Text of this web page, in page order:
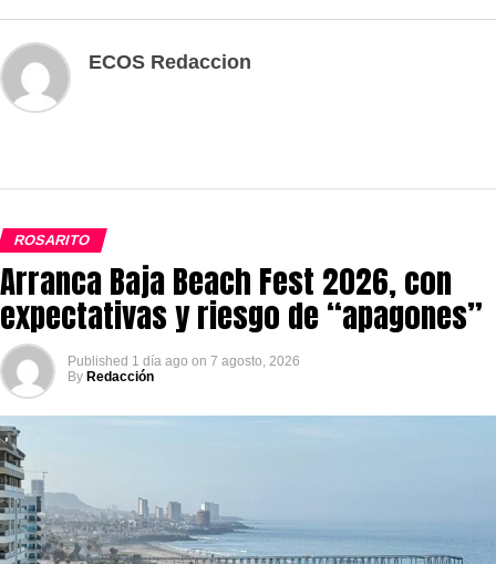
ECOS Redaccion
ROSARITO
Arranca Baja Beach Fest 2026, con
expectativas y riesgo de “apagones”
Published 1 día ago on 7 agosto, 2026
By Redacción